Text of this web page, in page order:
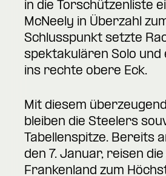
in die Torschützenliste
McNeely in Überzahl
Schlusspunkt setzte
spektakulären Solo und
ins rechte obere Eck.
Mit diesem
bleiben die Steelers
Tabellenspitze. Bereits
den 7. Januar, reisen
Frankenland zum